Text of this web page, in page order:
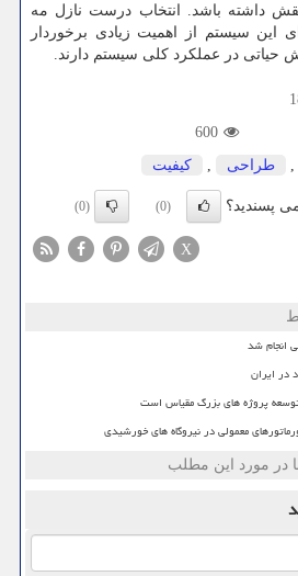
داشته باشد. انتخاب درست نازل مه
سیستم از اهمیت زیادی برخوردار
حیاتی در عملکرد کلی سیستم دارند.
600
, طراحی , كیفیت
پسندید؟ (0)
(0)
X
انجام شد
در ایران
توسعه پروژه های بزرگ مقیاس است
معمولی در نیروگاه های خورشیدی
در مورد این مطلب